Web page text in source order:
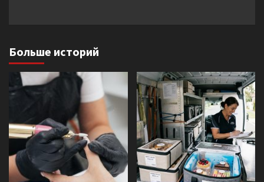
Больше историй